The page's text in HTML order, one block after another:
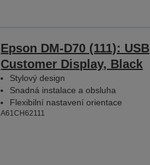
Epson DM-D70 (111): USB
Customer Display, Black
Stylový design
Snadná instalace a obsluha
Flexibilní nastavení orientace
A61CH62111